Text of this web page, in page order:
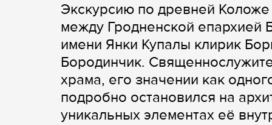
Экскурсию по древней
между Гродненской епархией
имени Янки Купалы клирик
Бородинчик.
храма, его значении как
подробно остановился на
уникальных элементах её